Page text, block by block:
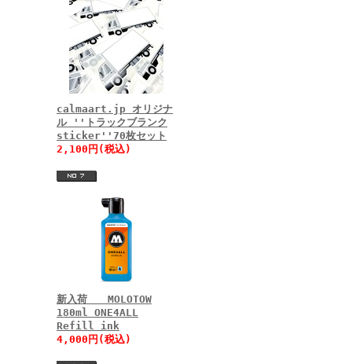
calmaart.jp オリジナ
ル ''トラックブランク
sticker''70枚セット
2,100円(税込)
新入荷 MOLOTOW
180ml ONE4ALL
Refill ink
4,000円(税込)